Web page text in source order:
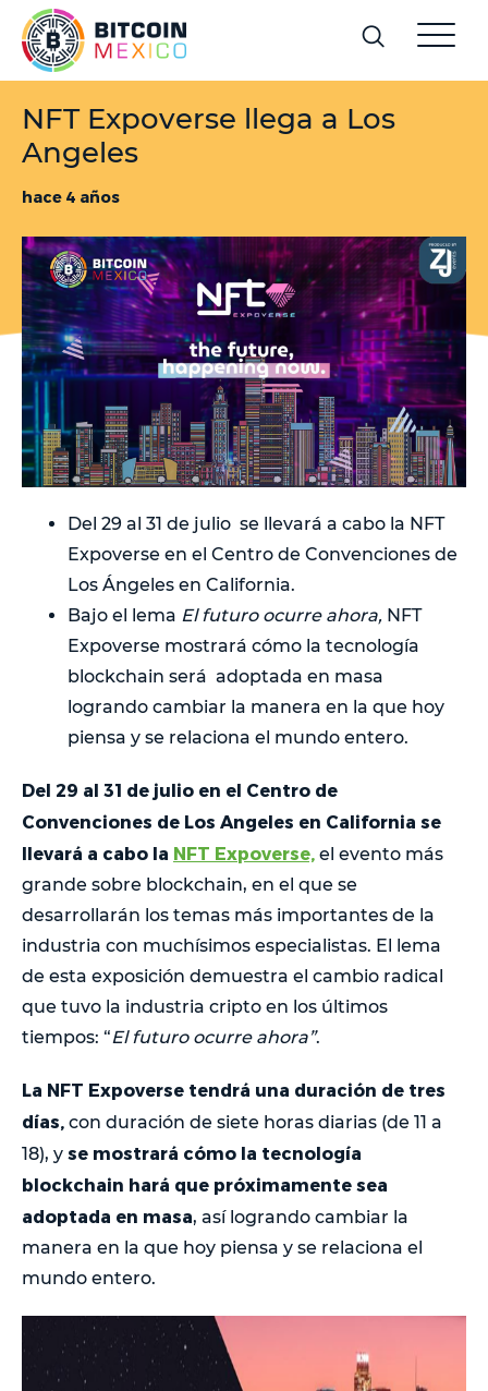
NFT Expoverse llega a Los
Angeles
hace 4 años
Del 29 al 31 de julio se llevará a cabo la NFT
Expoverse en el Centro de Convenciones de
Los Ángeles en California.
Bajo el lema El futuro ocurre ahora, NFT
Expoverse mostrará cómo la tecnología
blockchain será adoptada en masa
logrando cambiar la manera en la que hoy
piensa y se relaciona el mundo entero.
Del 29 al 31 de julio en el Centro de
Convenciones de Los Angeles en California se
llevará a cabo la NFT Expoverse, el evento más
grande sobre blockchain, en el que se
desarrollarán los temas más importantes de la
industria con muchísimos especialistas. El lema
de esta exposición demuestra el cambio radical
que tuvo la industria cripto en los últimos
tiempos: “El futuro ocurre ahora”.
La NFT Expoverse tendrá una duración de tres
días, con duración de siete horas diarias (de 11 a
18), y se mostrará cómo la tecnología
blockchain hará que próximamente sea
adoptada en masa, así logrando cambiar la
manera en la que hoy piensa y se relaciona el
mundo entero.